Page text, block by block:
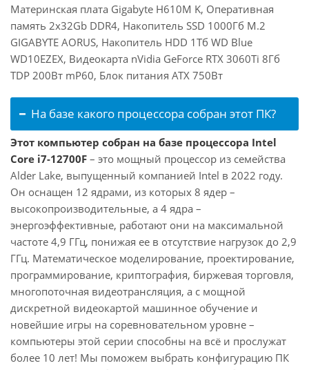
Материнская плата Gigabyte H610M K, Оперативная
память 2x32Gb DDR4, Накопитель SSD 1000Гб M.2
GIGABYTE AORUS, Накопитель HDD 1Тб WD Blue
WD10EZEX, Видеокарта nVidia GeForce RTX 3060Ti 8Гб
TDP 200Вт mP60, Блок питания ATX 750Вт
На базе какого процессора собран этот ПК?
Этот компьютер собран на базе процессора Intel
Core i7-12700F – это мощный процессор из семейства
Alder Lake, выпущенный компанией Intel в 2022 году.
Он оснащен 12 ядрами, из которых 8 ядер –
высокопроизводительные, а 4 ядра –
энергоэффективные, работают они на максимальной
частоте 4,9 ГГц, понижая ее в отсутствие нагрузок до 2,9
ГГц. Математическое моделирование, проектирование,
программирование, криптография, биржевая торговля,
многопоточная видеотрансляция, а с мощной
дискретной видеокартой машинное обучение и
новейшие игры на соревновательном уровне –
компьютеры этой серии способны на всё и прослужат
более 10 лет! Мы поможем выбрать конфигурацию ПК